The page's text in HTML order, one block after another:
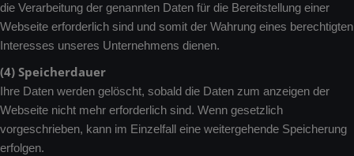
die Verarbeitung der genannten Daten für die Bereitstellung einer
Webseite erforderlich sind und somit der Wahrung eines berechtigten
Interesses unseres Unternehmens dienen.
(4) Speicherdauer
Ihre Daten werden gelöscht, sobald die Daten zum anzeigen der
Webseite nicht mehr erforderlich sind. Wenn gesetzlich
vorgeschrieben, kann im Einzelfall eine weitergehende Speicherung
erfolgen.